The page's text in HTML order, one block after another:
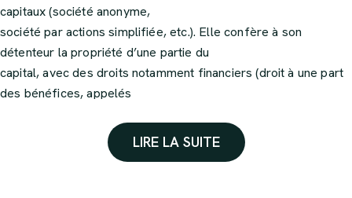
capitaux (société anonyme,
société par actions simplifiée, etc.). Elle confère à son
détenteur la propriété d’une partie du
capital, avec des droits notamment financiers (droit à une part
des bénéfices, appelés
LIRE LA SUITE